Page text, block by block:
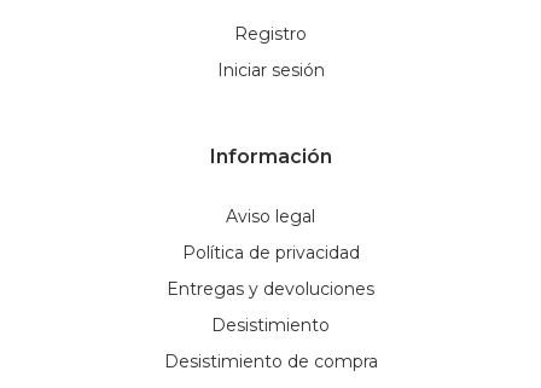
Registro
Iniciar sesión
Información
Aviso legal
Política de privacidad
Entregas y devoluciones
Desistimiento
Desistimiento de compra